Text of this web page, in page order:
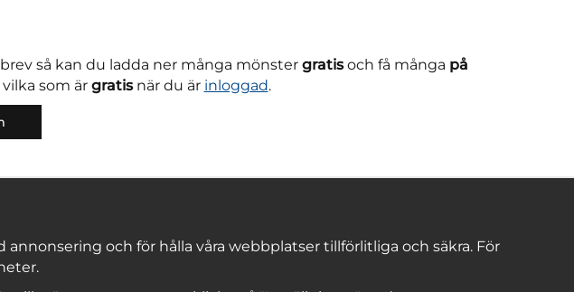
så kan du ladda ner många mönster gratisoch få många på
som är gratisnär du är inloggad.
Kattens AB
och för hålla våra webbplatser tillförlitliga och säkra. För